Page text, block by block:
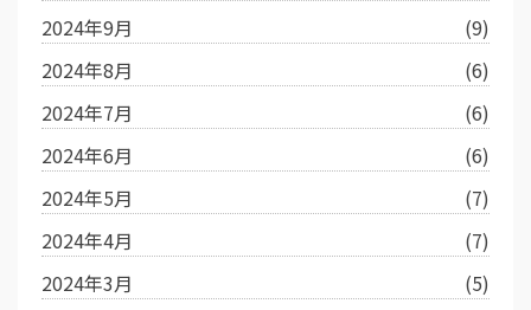
2024年9月
(9)
2024年8月
(6)
2024年7月
(6)
2024年6月
(6)
2024年5月
(7)
2024年4月
(7)
2024年3月
(5)